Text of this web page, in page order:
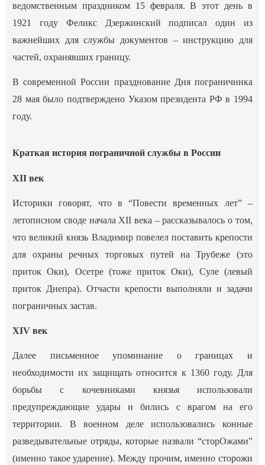
ведомственным праздником 15 февраля. В этот день в
1921 году Феликс Дзержинский подписал один из
важнейших для службы документов – инструкцию для
частей, охранявших границу.
В современной России празднование Дня пограничника
28 мая было подтверждено Указом президента РФ в 1994
году.
Краткая история пограничной службы в России
XII век
Историки говорят, что в “Повести временных лет” –
летописном своде начала ХII века – рассказывалось о том,
что великий князь Владимир повелел поставить крепости
для охраны речных торговых путей на Трубеже (это
приток Оки), Осетре (тоже приток Оки), Суле (левый
приток Днепра). Отчасти крепости выполняли и задачи
пограничных застав.
XIV век
Далее письменное упоминание о границах и
необходимости их защищать относится к 1360 году. Для
борьбы с кочевниками князья использовали
предупреждающие удары и бились с врагом на его
территории. В военном деле использовались конные
разведывательные отряды, которые назвали “сторОжами”
(именно такое ударение). Между прочим, именно сторожи